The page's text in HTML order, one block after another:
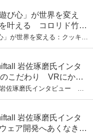
び心」が世界を変え
叶える コロリド竹内
地に込めた「誰でも
」が世界を変える：クッキー
岩佐琢磨氏インタ
こだわり VRにかけ
佐琢磨氏インタビュー
岩佐琢磨氏インタ
ェア開発へあくなき挑